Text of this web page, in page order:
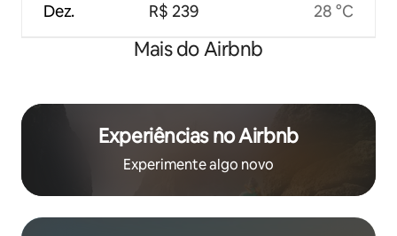
Dez. R$ 239 28 °C
Mais do Airbnb
Experiências no Airbnb
Experimente algo novo